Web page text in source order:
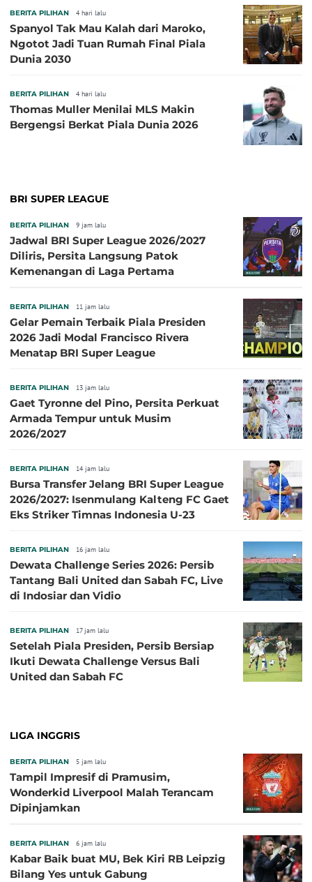
BERITA PILIHAN 4 hari lalu
Spanyol Tak Mau Kalah dari Maroko,
Ngotot Jadi Tuan Rumah Final Piala
Dunia 2030
BERITA PILIHAN 4 hari lalu
Thomas Muller Menilai MLS Makin
Bergengsi Berkat Piala Dunia 2026
BRI SUPER LEAGUE
BERITA PILIHAN 9 jam lalu
Jadwal BRI Super League 2026/2027
Diliris, Persita Langsung Patok
Kemenangan di Laga Pertama
BERITA PILIHAN 11 jam lalu
Gelar Pemain Terbaik Piala Presiden
2026 Jadi Modal Francisco Rivera
Menatap BRI Super League
BERITA PILIHAN 13 jam lalu
Gaet Tyronne del Pino, Persita Perkuat
Armada Tempur untuk Musim
2026/2027
BERITA PILIHAN 14 jam lalu
Bursa Transfer Jelang BRI Super League
2026/2027: Isenmulang Kalteng FC Gaet
Eks Striker Timnas Indonesia U-23
BERITA PILIHAN 16 jam lalu
Dewata Challenge Series 2026: Persib
Tantang Bali United dan Sabah FC, Live
di Indosiar dan Vidio
BERITA PILIHAN 17 jam lalu
Setelah Piala Presiden, Persib Bersiap
Ikuti Dewata Challenge Versus Bali
United dan Sabah FC
LIGA INGGRIS
BERITA PILIHAN 5 jam lalu
Tampil Impresif di Pramusim,
Wonderkid Liverpool Malah Terancam
Dipinjamkan
BERITA PILIHAN 6 jam lalu
Kabar Baik buat MU, Bek Kiri RB Leipzig
Bilang Yes untuk Gabung